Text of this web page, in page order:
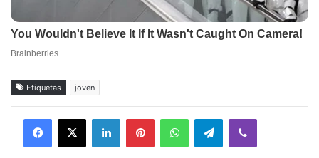
Etiquetas joven
Facebook
X LinkedInPinterestWhatsAppTelegramViber